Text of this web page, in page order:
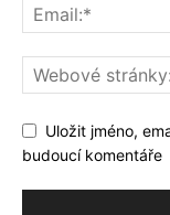
Uložit jméno,
budoucí komentáře